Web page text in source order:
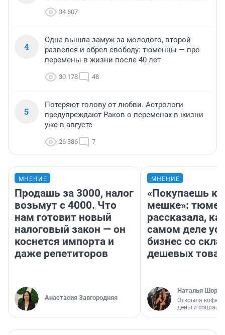
34 607
4
Одна вышла замуж за молодого, второй
развелся и обрел свободу: тюменцы — про
перемены в жизни после 40 лет
30 178 48
5
Потеряют голову от любви. Астрологи
предупреждают Раков о переменах в жизни
уже в августе
26 386 7
МНЕНИЕ
Продашь за 3000, налог
возьмут с 4000. Что
нам готовит новый
налоговый закон — он
коснется импорта и
даже репетиторов
Анастасия Завгородняя
МНЕНИЕ
«Покупаешь
мешке»:
рассказала,
самом деле
бизнес со
дешевых
Наталья
Открыла
деньги